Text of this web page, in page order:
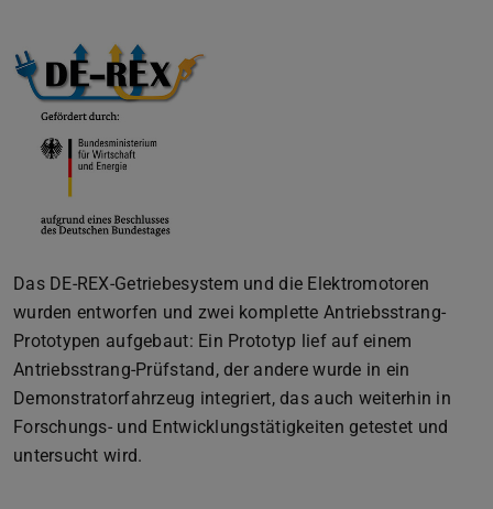
Das DE-REX-Getriebesystem und die Elektromotoren
wurden entworfen und zwei komplette Antriebsstrang-
Prototypen aufgebaut: Ein Prototyp lief auf einem
Antriebsstrang-Prüfstand, der andere wurde in ein
Demonstratorfahrzeug integriert, das auch weiterhin in
Forschungs- und Entwicklungstätigkeiten getestet und
untersucht wird.